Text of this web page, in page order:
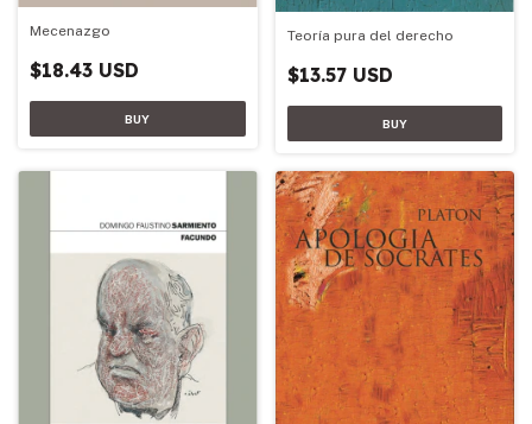
Mecenazgo
$18.43 USD
Teoría pura del derecho
$13.57 USD